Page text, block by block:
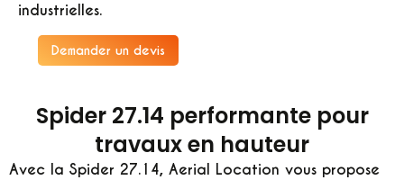
industrielles.
Demander un devis
Spider 27.14 performante pour
travaux en hauteur
Avec la Spider 27.14, Aerial Location vous propose